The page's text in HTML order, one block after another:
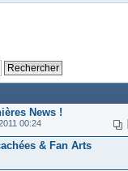
News !
00:24
& Fan Arts